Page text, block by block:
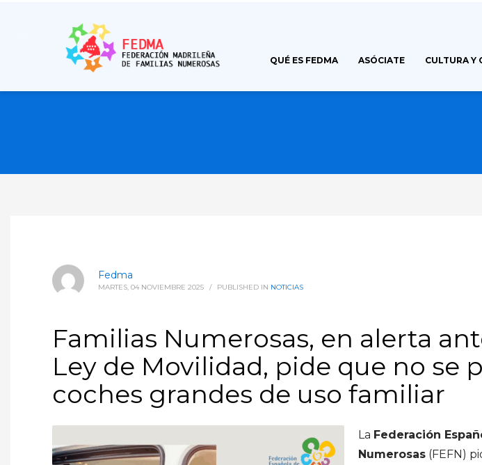
QUÉ ES FEDMA ASÓCIATE CULTURA Y
Fedma
MARTES, 04 NOVIEMBRE 2025 / PUBLISHED IN NOTICIAS
Familias Numerosas, en alerta
Ley de Movilidad, pide que no se
coches grandes de uso familiar
La Federación
Numerosas (FEFN)